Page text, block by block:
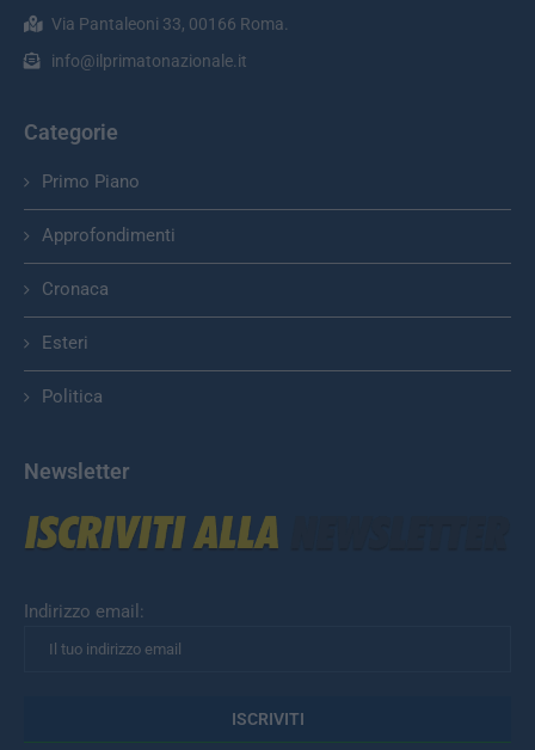
Via Pantaleoni 33, 00166 Roma.
info@ilprimatonazionale.it
Categorie
Primo Piano
Approfondimenti
Cronaca
Esteri
Politica
Newsletter
Indirizzo email: